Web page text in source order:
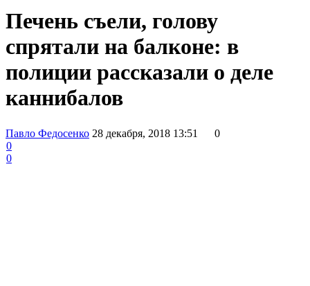
Печень съели, голову
спрятали на балконе: в
полиции рассказали о деле
каннибалов
Павло Федосенко 28 декабря, 2018 13:51
0
0
0